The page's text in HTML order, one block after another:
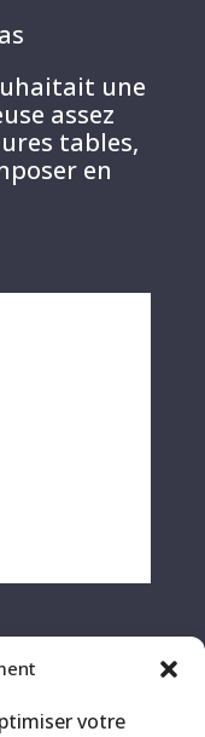
votre
une
assez
tables,
en